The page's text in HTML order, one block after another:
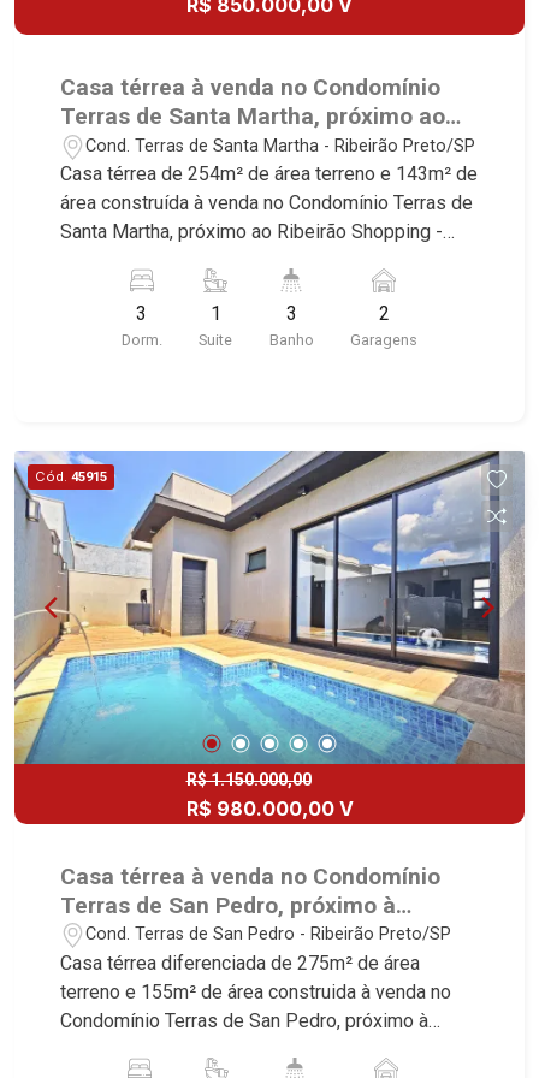
R$ 850.000,00 V
Casa térrea à venda no Condomínio
Terras de Santa Martha, próximo ao
Ribeirão Shopping - Ribeirão Preto/SP.
Cond. Terras de Santa Martha - Ribeirão Preto/SP
Casa térrea de 254m² de área terreno e 143m² de
área construída à venda no Condomínio Terras de
Santa Martha, próximo ao Ribeirão Shopping -
Preto/SP. Conheça as características deste
imóvel que a Martinelli Imobiliária selecionou
para você: - 254m² de área terreno e 143m² de
- Vestiário - 2 vagas Martinelli Imobiliária,
referência no mercado imobiliário desde 2000.
Especialistas em Venda, Locação e
Lançamentos! Avenida João Fiúsa, 1051 - Alto da
Boa Vista | Ribeirão Preto.
3
Dorm.
1
Suite
3
Banho
2
Garagens
Cód. 45915
R$ 1.150.000,00
R$ 980.000,00 V
Casa térrea à venda no Condomínio
Terras de San Pedro, próximo à
Rodovia José Fregonezi - Ribeirão
Preto/SP.
Cond. Terras de San Pedro - Ribeirão Preto/SP
Casa térrea diferenciada de 275m² de área
terreno e 155m² de área construida à venda no
Condomínio Terras de San Pedro, próximo à